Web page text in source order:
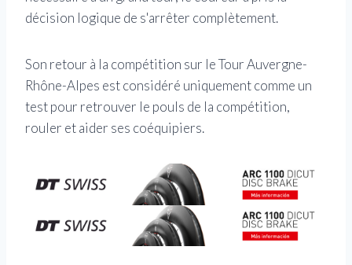
décision logique de s'arrêter complètement.
Son retour à la compétition sur le Tour Auvergne-
Rhône-Alpes est considéré uniquement comme un
test pour retrouver le pouls de la compétition,
rouler et aider ses coéquipiers.